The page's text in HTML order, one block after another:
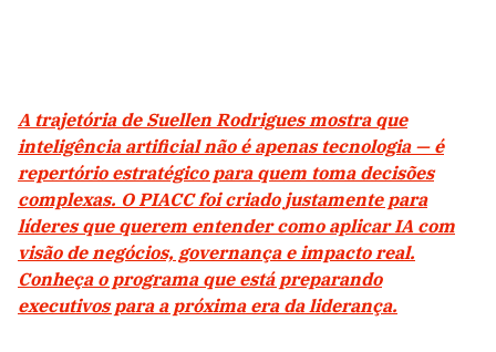
A trajetória de Suellen Rodrigues mostra que
inteligência artificial não é apenas tecnologia — é
repertório estratégico para quem toma decisões
complexas. O PIACC foi criado justamente para
líderes que querem entender como aplicar IA com
visão de negócios, governança e impacto real.
Conheça o programa que está preparando
executivos para a próxima era da liderança.